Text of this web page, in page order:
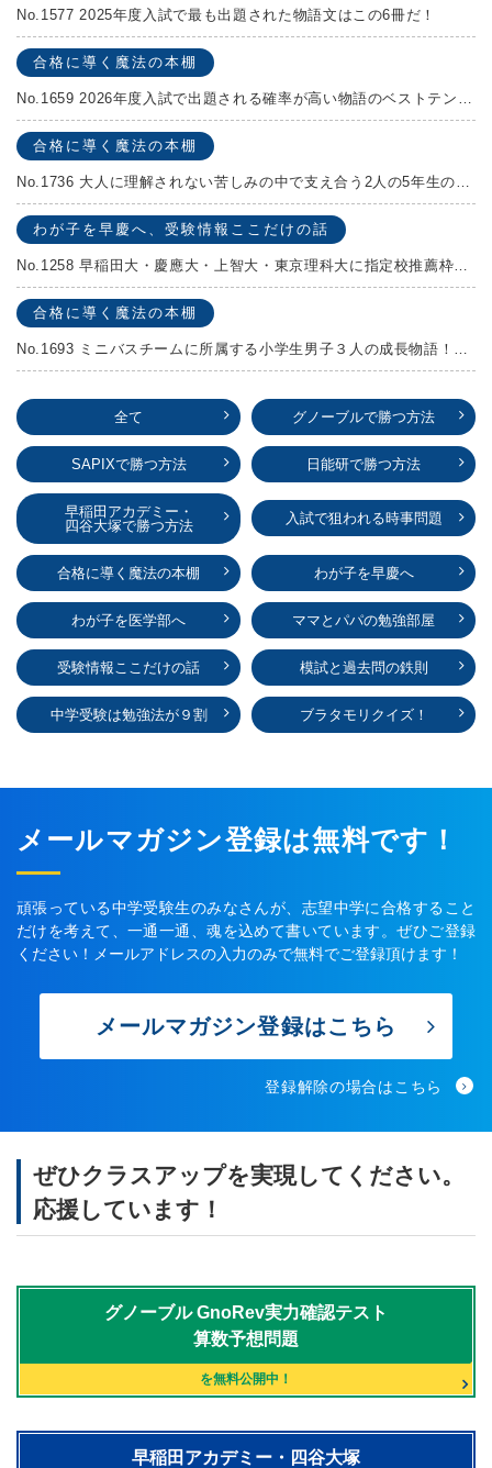
No.1577 2025年度入試で最も出題された物語文はこの6冊だ！
合格に導く魔法の本棚
合格に導く魔法の本棚
わが子を早慶へ、受験情報ここだけの話
合格に導く魔法の本棚
全て グノーブルで勝つ方法
SAPIXで勝つ方法 日能研で勝つ方法
早稲田アカデミー・
四谷大塚で勝つ方法
入試で狙われる時事問題
合格に導く魔法の本棚 わが子を早慶へ
わが子を医学部へ ママとパパの勉強部屋
受験情報ここだけの話 模試と過去問の鉄則
中学受験は勉強法が９割 ブラタモリクイズ！
メールマガジン登録は無料です！
頑張っている中学受験生のみなさんが、志望中学に合格すること
だけを考えて、一通一通、魂を込めて書いています。ぜひご登録
ください！メールアドレスの入力のみで無料でご登録頂けます！
メールマガジン登録はこちら
登録解除の場合はこちら
ぜひクラスアップを実現してください。
応援しています！
グノーブルGnoRev実力確認テスト
算数予想問題
を無料公開中！
早稲田アカデミー・四谷大塚